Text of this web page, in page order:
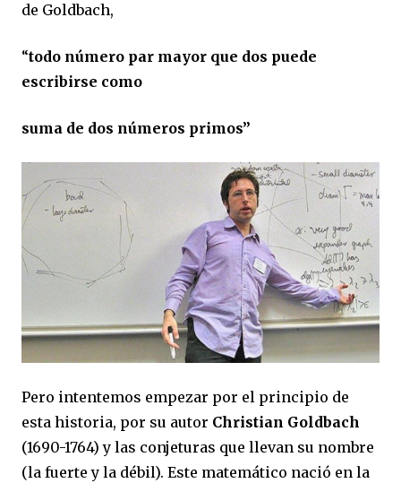
de Goldbach,
“todo número par mayor que dos puede
escribirse como
suma de dos números primos”
Pero intentemos empezar por el principio de
esta historia, por su autor Christian Goldbach
(1690-1764) y las conjeturas que llevan su nombre
(la fuerte y la débil). Este matemático nació en la